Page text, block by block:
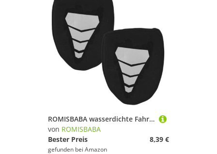
ROMISBABA wasserdichte Fahrrad Überschuhe mit Reflektierendem Muster Winddicht Warmhaltend rutschfest und Kratzfest Flexible Outdoor Neopren Schuhüberzieher für Sicheres Radfahren bei Nacht
von ROMISBABA
Bester Preis
8,39 €
gefunden bei Amazon